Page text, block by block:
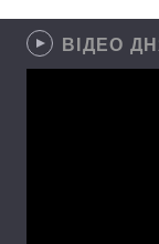
ВІДЕО